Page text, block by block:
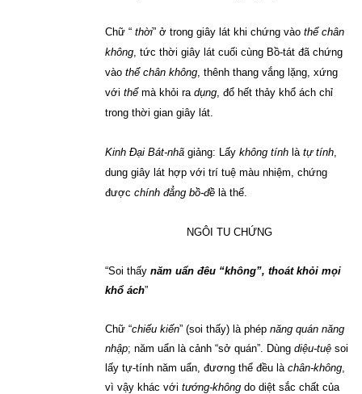
Chữ “ thời” ở trong giây lát khi chứng vào thể chân
không, tức thời giây lát cuối cùng Bồ-tát đã chứng
vào thể chân không, thênh thang vắng lặng, xứng
với thể mà khỏi ra dụng, đổ hết thảy khổ ách chỉ
trong thời gian giây lát.
Kinh Đại Bát-nhã giảng: Lấy không tính là tự tính,
dung giây lát hợp với trí tuệ màu nhiệm, chứng
được chính đẳng bồ-đề là thế.
NGÔI TU CHỨNG
“Soi thấy năm uẩn đêu “không”, thoát khỏi mọi
khổ ách”
Chữ “chiếu kiến” (soi thấy) là phép năng quán năng
nhập; năm uẩn là cảnh “sở quán”. Dùng diệu-tuệ soi
lấy tự-tính năm uẩn, đương thể đều là chân-không,
vì vậy khác với tướng-không do diệt sắc chất của